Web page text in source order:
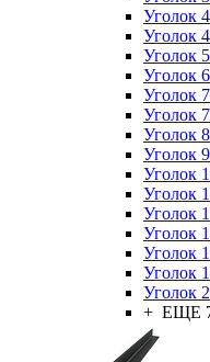
Уголок
Уголок
Уголок
Уголок
Уголок
Уголок
Уголок
Уголок
Уголок
Уголок
Уголок
Уголок
Уголок
Уголок
Уголок
+ ЕЩЕ